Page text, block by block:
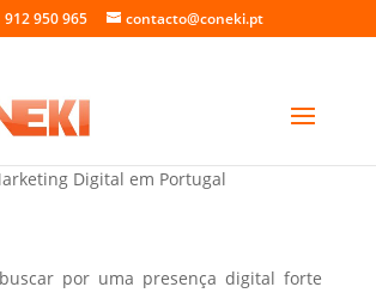
912 950 965 contacto@coneki.pt
Artista em Braga
Digital em Portugal
por uma presença digital forte